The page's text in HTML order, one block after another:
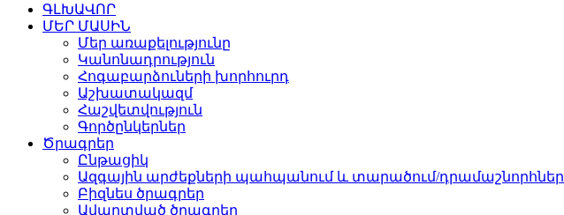
ԳԼԽԱՎՈՐ
ՄԵՐ ՄԱՍԻՆ
Մեր առաքելությունը
Կանոնադրություն
Հոգաբարձուների խորհուրդ
Աշխատակազմ
Հաշվետվություն
Գործընկերներ
Ծրագրեր
Ընթացիկ
Ազգային արժեքների պահպանում և տարածում/դրամաշնորհներ
Բիզնես ծրագրեր
Ավարտված ծրագրեր